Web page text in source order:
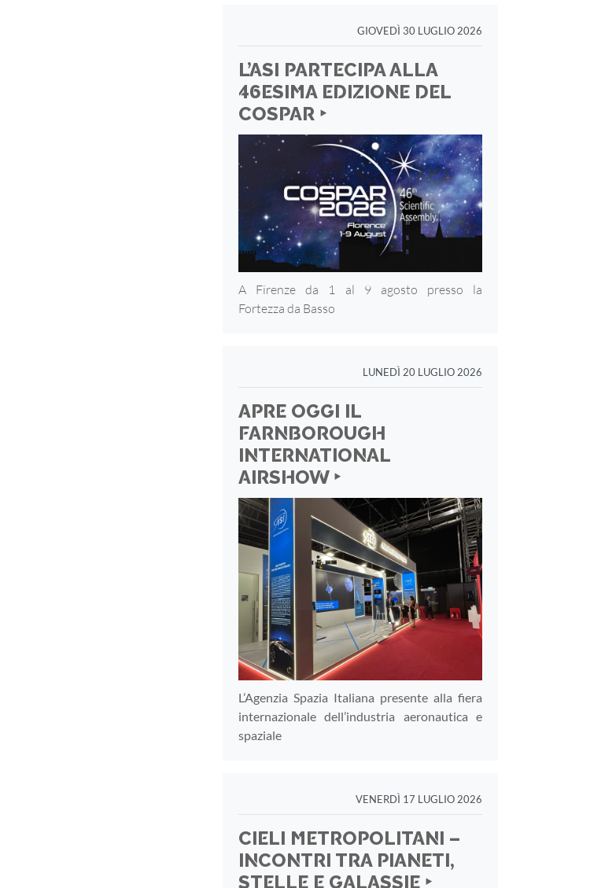
GIOVEDÌ 30 LUGLIO 2026
L’ASI PARTECIPA ALLA
46ESIMA EDIZIONE DEL
COSPAR ‣
A Firenze da 1 al 9 agosto presso la
Fortezza da Basso
LUNEDÌ 20 LUGLIO 2026
APRE OGGI IL
FARNBOROUGH
INTERNATIONAL
AIRSHOW ‣
L’Agenzia Spazia Italiana presente alla fiera
internazionale dell’industria aeronautica e
spaziale
VENERDÌ 17 LUGLIO 2026
CIELI METROPOLITANI –
INCONTRI TRA PIANETI,
STELLE E GALASSIE ‣